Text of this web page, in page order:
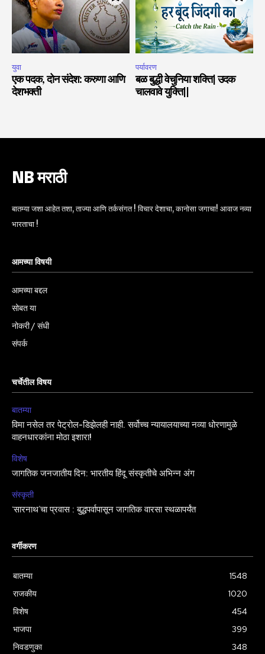
युवा
एक पदक, दोन संदेश: करुणा आणि
देशभक्ती
पर्यावरण
बळ बुद्धी वेचुनिया शक्ति| उदक
चालवावे युक्ति||
NB मराठी
बातम्या जशा आहेत तशा, ताज्या आणि तर्कसंगत ! विचार देशाचा, कानोसा जगाचा! आवाज नव्या
भारताचा !
आमच्या विषयी
आमच्या बद्दल
सोबत या
नोकरी / संधी
संपर्क
चर्चेतील विषय
बातम्या
विमा नसेल तर पेट्रोल-डिझेलही नाही. सर्वोच्च न्यायालयाच्या नव्या धोरणामुळे
वाहनधारकांना मोठा इशारा!
विशेष
जागतिक जनजातीय दिन: भारतीय हिंदू संस्कृतीचे अभिन्न अंग
संस्कृती
‘सारनाथ’चा प्रवास : बुद्धपर्वापासून जागतिक वारसा स्थळापर्यंत
वर्गीकरण
बातम्या
1548
राजकीय
1020
विशेष
454
भाजपा
399
निवडणुका
348